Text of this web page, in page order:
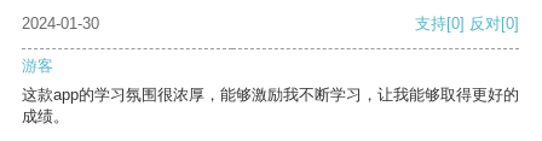
2024-01-30
支持[0] 反对[0]
游客
这款app的学习氛围很浓厚，能够激励我不断学习，让我能够取得更好的
成绩。